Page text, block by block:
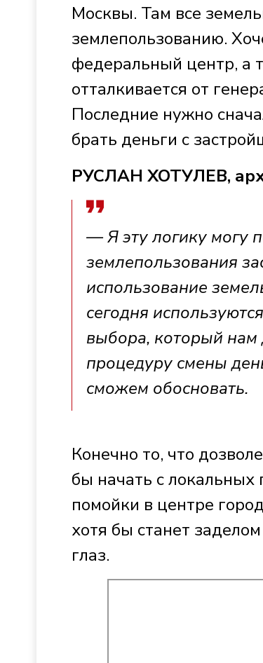
Москвы. Там все
землепользованию.
федеральный центр, а
отталкивается от
Последние нужно
брать деньги с
РУСЛАН ХОТУЛЕВ,
— Я эту логику могу
землепользования
использование
сегодня
выбора, который нам
процедуру смены
сможем обосновать.
Конечно то, что
бы начать с
помойки в центре
хотя бы станет
глаз.